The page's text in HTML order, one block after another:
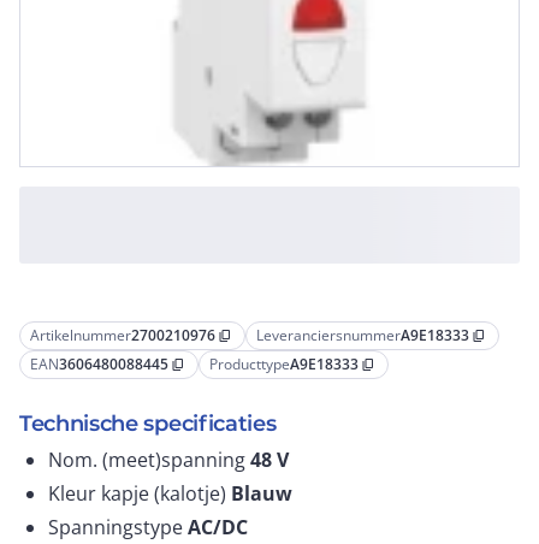
Artikelnummer2700210976 content_copy LeveranciersnummerA9E18333 content_copy
EAN3606480088445 content_copy ProducttypeA9E18333 content_copy
Technische specificaties
Nom. (meet)spanning48V
Kleur kapje (kalotje) Blauw
SpanningstypeAC/DC